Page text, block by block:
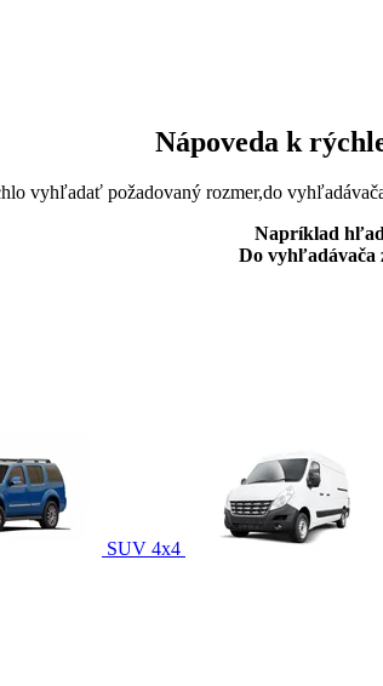
Nápoveda k
vyhľadať požadovaný rozmer,do
Napríklad
Do vyhľadávača
SUV 4x4